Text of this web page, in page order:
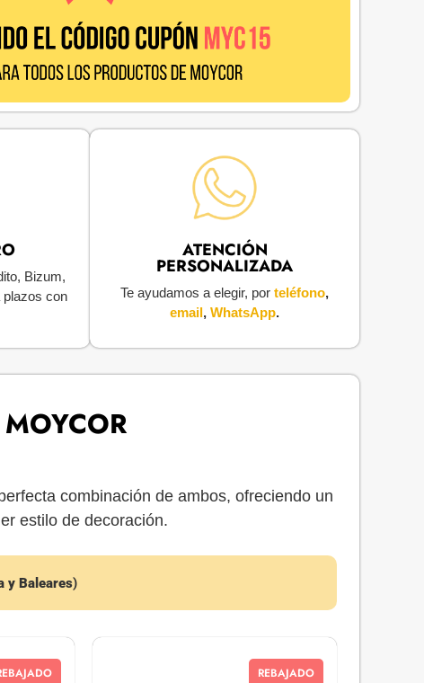
Bizum,
plazos con
ATENCIÓN
PERSONALIZADA
Te ayudamos a elegir, por teléfono,
email, WhatsApp.
combinación de ambos, ofreciendo un
estilo de decoración.
y Baleares)
REBAJADO